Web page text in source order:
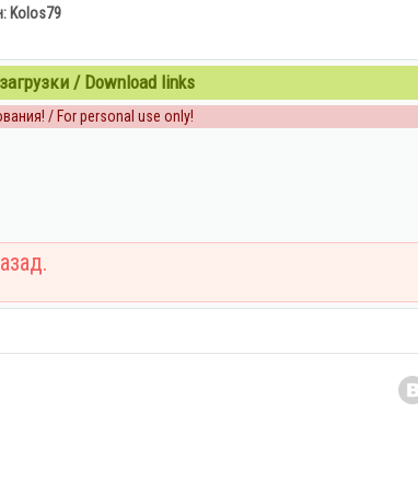
Kolos79
/ Download links
/ For personal use only!